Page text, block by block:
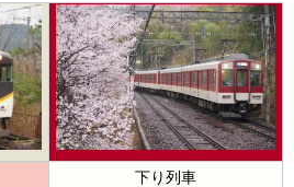
下り列車